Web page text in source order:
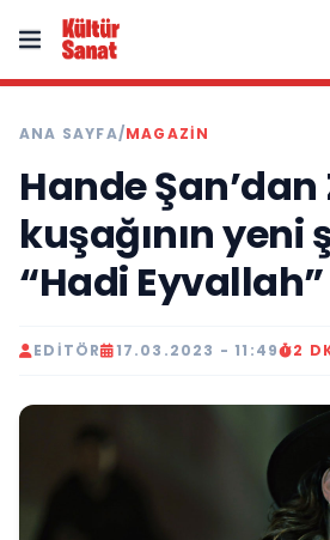
ANA SAYFA/MAGAZIN
Hande Şan’dan
kuşağının yeni
“Hadi Eyvallah”
EDITÖR 17.03.2023 - 11:49 2